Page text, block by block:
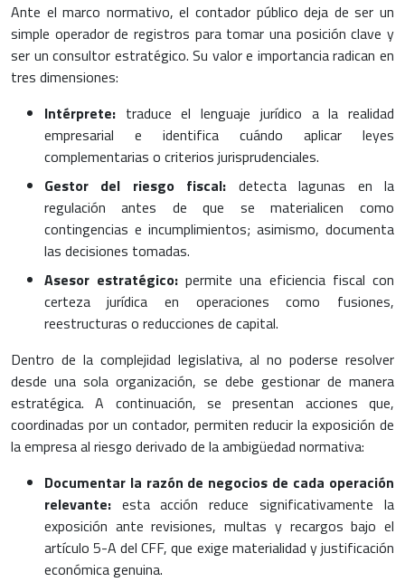
Ante el marco normativo, el contador público deja de ser un
simple operador de registros para tomar una posición clave y
ser un consultor estratégico. Su valor e importancia radican en
tres dimensiones:
Intérprete:traduce el lenguaje jurídico a la realidad
empresarial e identifica cuándo aplicar leyes
complementarias o criterios jurisprudenciales.
Gestor del riesgo fiscal: detecta lagunas en la
regulación antes de que se materialicen como
contingencias e incumplimientos; asimismo, documenta
las decisiones tomadas.
Asesor estratégico: permite una eficiencia fiscal con
certeza jurídica en operaciones como fusiones,
reestructuras o reducciones de capital.
Dentro de la complejidad legislativa, al no poderse resolver
desde una sola organización, se debe gestionar de manera
estratégica. A continuación, se presentan acciones que,
coordinadas por un contador, permiten reducir la exposición de
la empresa al riesgo derivado de la ambigüedad normativa:
Documentar la razón de negocios de cada operación
relevante:esta acción reduce significativamente la
exposición ante revisiones, multas y recargos bajo el
artículo 5-A del CFF, que exige materialidad y justificación
económica genuina.